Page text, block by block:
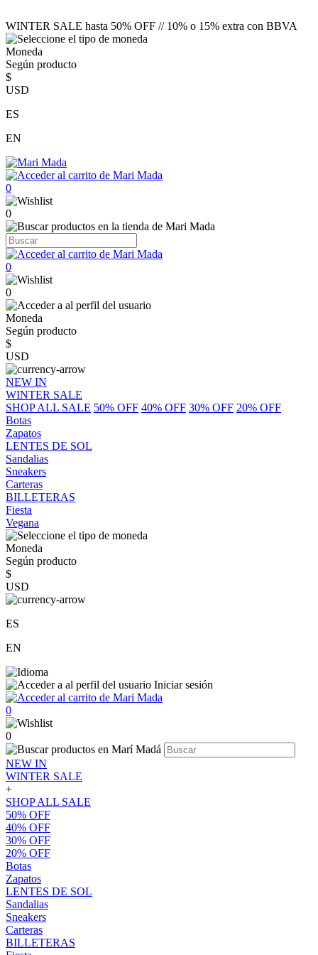
WINTER SALE hasta 50% OFF // 10% o 15% extra con BBVA
Moneda
Según producto
$
USD
ES
EN
0
0
0
0
Moneda
Según producto
$
USD
NEW IN
WINTER SALE
SHOP ALL SALE 50% OFF 40% OFF 30% OFF 20% OFF
Botas
Zapatos
LENTES DE SOL
Sandalias
Sneakers
Carteras
BILLETERAS
Fiesta
Vegana
Moneda
Según producto
$
USD
ES
EN
Iniciar sesión
0
0
NEW IN
WINTER SALE
+
SHOP ALL SALE
50% OFF
40% OFF
30% OFF
20% OFF
Botas
Zapatos
LENTES DE SOL
Sandalias
Sneakers
Carteras
BILLETERAS